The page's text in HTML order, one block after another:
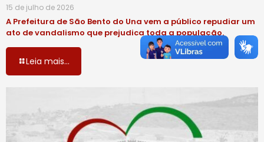
15 de julho de 2026
A Prefeitura de São Bento do Una vem a público repudiar um
ato de vandalismo que prejudica toda a população.
Leia mais...